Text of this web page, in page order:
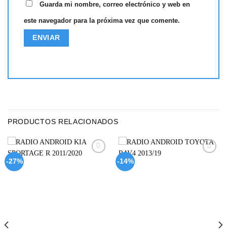
Guarda mi nombre, correo electrónico y web en
este navegador para la próxima vez que comente.
PRODUCTOS RELACIONADOS
-27% -14%